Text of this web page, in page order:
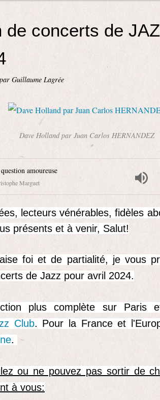
de concerts de
par Guillaume Lagrée
Dave Holland par Juan Carlos HERNANDEZ
amoureuse
Marguet
lecteurs vénérables, fidèles
présents et à venir, Salut!
foi et de partialité, je vous
de Jazz pour avril 2024.
plus complète sur Paris
Club. Pour la France et
.
ou ne pouvez pas sortir de
à vous: